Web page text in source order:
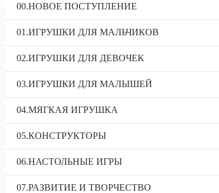
00.НОВОЕ ПОСТУПЛЕНИЕ
01.ИГРУШКИ ДЛЯ МАЛЬЧИКОВ
02.ИГРУШКИ ДЛЯ ДЕВОЧЕК
03.ИГРУШКИ ДЛЯ МАЛЫШЕЙ
04.МЯГКАЯ ИГРУШКА
05.КОНСТРУКТОРЫ
06.НАСТОЛЬНЫЕ ИГРЫ
07.РАЗВИТИЕ И ТВОРЧЕСТВО